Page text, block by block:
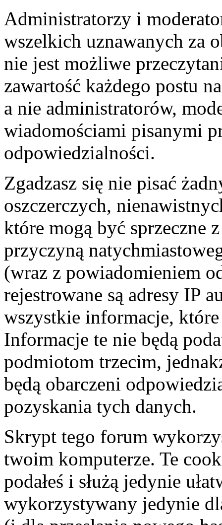
Administratorzy i
wszelkich uznawanych za
nie jest możliwe
zawartość każdego postu
a nie administratorów,
wiadomościami pisanymi
odpowiedzialności.
Zgadzasz się nie pisać
oszczerczych,
które mogą być sprzeczne
przyczyną
(wraz z powiadomieniem
rejestrowane są adresy IP
wszystkie informacje,
Informacje te nie będą
podmiotom trzecim,
będą obarczeni
pozyskania tych danych.
Skrypt tego forum
twoim komputerze. Te
podałeś i służą jedynie
wykorzystywany jedynie